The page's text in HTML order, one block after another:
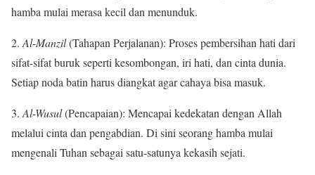
hamba mulai merasa kecil dan menunduk.
2. Al-Manzil(Tahapan Perjalanan): Proses pembersihan hati dari
sifat-sifat buruk seperti kesombongan, iri hati, dan cinta dunia.
Setiap noda batin harus diangkat agar cahaya bisa masuk.
3. Al-Wusul(Pencapaian): Mencapai kedekatan dengan Allah
melalui cinta dan pengabdian. Di sini seorang hamba mulai
mengenali Tuhan sebagai satu-satunya kekasih sejati.